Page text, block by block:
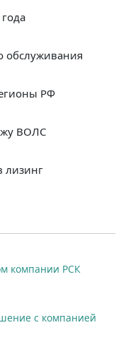
обслуживания
РФ
ВОЛС
лизинг
компании РСК
с компанией